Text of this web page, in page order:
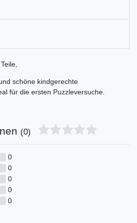
schöne kindgerechte
für die ersten Puzzleversuche.
(0)
0
0
0
0
0